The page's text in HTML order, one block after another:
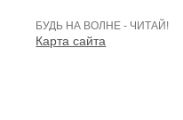
БУДЬ НА ВОЛНЕ - ЧИТАЙ!
Карта сайта